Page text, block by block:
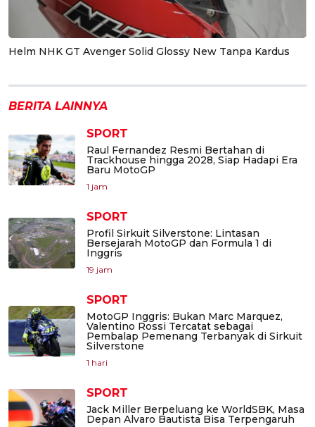
Helm NHK GT Avenger Solid Glossy New Tanpa Kardus
BERITA LAINNYA
SPORT
Raul Fernandez Resmi Bertahan di
Trackhouse hingga 2028, Siap Hadapi Era
Baru MotoGP
1 jam
SPORT
Profil Sirkuit Silverstone: Lintasan
Bersejarah MotoGP dan Formula 1 di
Inggris
19 jam
SPORT
MotoGP Inggris: Bukan Marc Marquez,
Valentino Rossi Tercatat sebagai
Pembalap Pemenang Terbanyak di Sirkuit
Silverstone
1 hari
SPORT
Jack Miller Berpeluang ke WorldSBK, Masa
Depan Alvaro Bautista Bisa Terpengaruh